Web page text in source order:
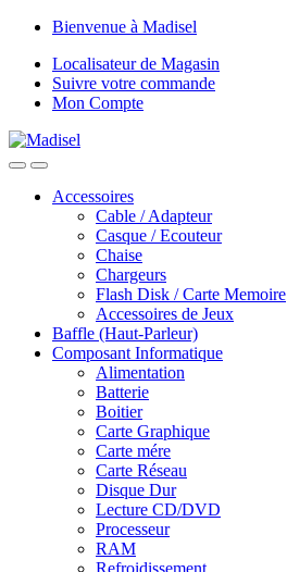
Skip
navigation
Skip
content
Bienvenue à Madisel
Localisateur de Magasin
Suivre votre commande
Mon Compte
Accessoires
Cable / Adapteur
Casque / Ecouteur
Chaise
Chargeurs
Flash Disk / Carte Memoire
Accessoires de Jeux
Baffle (Haut-Parleur)
Composant Informatique
Alimentation
Batterie
Boitier
Carte Graphique
Carte mére
Carte Réseau
Disque Dur
Lecture CD/DVD
Processeur
RAM
Refroidissement